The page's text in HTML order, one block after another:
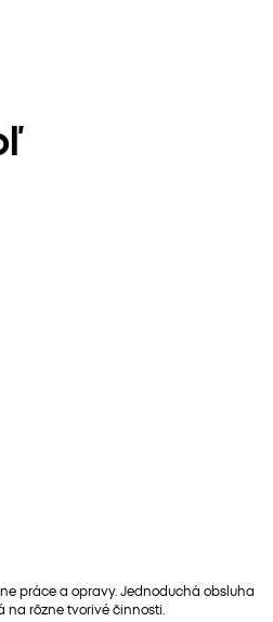
práce a opravy. Jednoduchá obsluha
rôzne tvorivé činnosti.